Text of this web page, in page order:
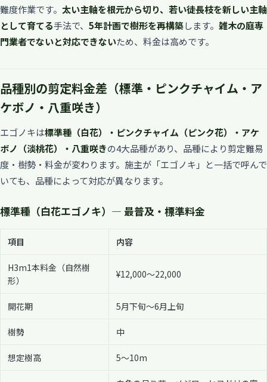
難度作業です。 太い主軸を根元から切り、若い徒長枝を新しい主軸
として育てる手法で、 5年計画で樹形を再構築します。 雑木の庭専
門業者でないと対応できないため、料金は高めです。
品種別の剪定料金差（標準・ピンクチャイム・ア
ケボノ・八重咲き）
エゴノキは標準種（白花）・ピンクチャイム（ピンク花）・アケ
ボノ（淡桃花）・八重咲きの4大品種があり、品種により剪定難易
度・樹勢・料金が変わります。施主が「エゴノキ」と一括で呼んで
いても、品種によって対応が異なります。
標準種（白花エゴノキ）— 最普及・標準料金
項目 内容
H3m1本料金（自然樹
形）
¥12,000〜22,000
開花期 5月下旬〜6月上旬
樹勢 中
想定樹高 5〜10m